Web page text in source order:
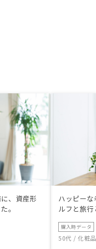
、資産形
。
ハッピー
ルフと旅
購入時データ
50代 / 化粧